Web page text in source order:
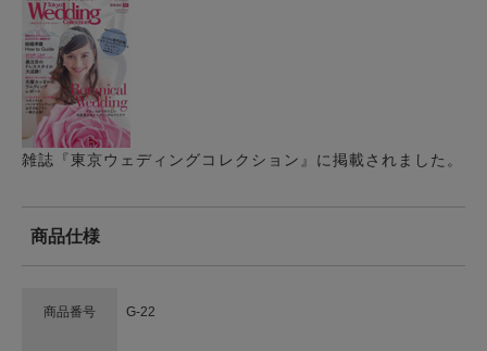
雑誌『東京ウェディングコレクション』に掲載されました。
商品仕様
商品番号 G-22